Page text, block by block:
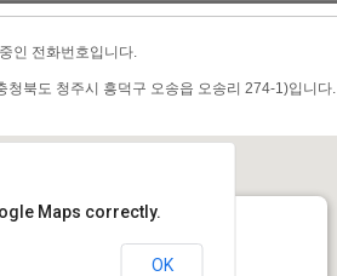
인 전화번호입니다.
북도 청주시 흥덕구 오송읍 오송리 274-1)입니다.
Maps correctly.
OK